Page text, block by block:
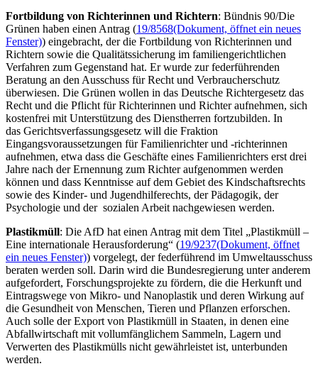
Fortbildung von Richterinnen und Richtern: Bündnis 90/Die
Grünen haben einen Antrag (19/8568(Dokument, öffnet ein neues
Fenster)) eingebracht, der die Fortbildung von Richterinnen und
Richtern sowie die Qualitätssicherung im familiengerichtlichen
Verfahren zum Gegenstand hat. Er wurde zur federführenden
Beratung an den Ausschuss für Recht und Verbraucherschutz
überwiesen. Die Grünen wollen in das Deutsche Richtergesetz das
Recht und die Pflicht für Richterinnen und Richter aufnehmen, sich
kostenfrei mit Unterstützung des Dienstherren fortzubilden. In
das Gerichtsverfassungsgesetz will die Fraktion
Eingangsvoraussetzungen für Familienrichter und -richterinnen
aufnehmen, etwa dass die Geschäfte eines Familienrichters erst drei
Jahre nach der Ernennung zum Richter aufgenommen werden
können und dass Kenntnisse auf dem Gebiet des Kindschaftsrechts
sowie des Kinder- und Jugendhilferechts, der Pädagogik, der
Psychologie und der sozialen Arbeit nachgewiesen werden.
Plastikmüll: Die AfD hat einen Antrag mit dem Titel „Plastikmüll –
Eine internationale Herausforderung“ (19/9237(Dokument, öffnet
ein neues Fenster)) vorgelegt, der federführend im Umweltausschuss
beraten werden soll. Darin wird die Bundesregierung unter anderem
aufgefordert, Forschungsprojekte zu fördern, die die Herkunft und
Eintragswege von Mikro- und Nanoplastik und deren Wirkung auf
die Gesundheit von Menschen, Tieren und Pflanzen erforschen.
Auch solle der Export von Plastikmüll in Staaten, in denen eine
Abfallwirtschaft mit vollumfänglichem Sammeln, Lagern und
Verwerten des Plastikmülls nicht gewährleistet ist, unterbunden
werden.